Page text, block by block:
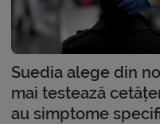
Suedia alege din
mai testează
au simptome